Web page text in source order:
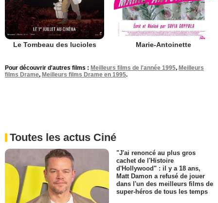
Le Tombeau des lucioles Marie-Antoinette
Pour découvrir d'autres films : Meilleurs films de l'année 1995, Meilleurs
films Drame, Meilleurs films Drame en 1995.
Toutes les actus Ciné
"J'ai renoncé au plus gros
cachet de l'Histoire
d'Hollywood" : il y a 18 ans,
Matt Damon a refusé de jouer
dans l'un des meilleurs films de
super-héros de tous les temps